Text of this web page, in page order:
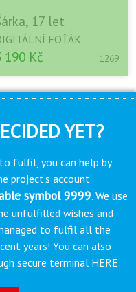
17 let
FOŤÁK
190 Kč 1269
YET?
fulfil, you can help by
project’s account
symbol 9999. We use
unfulfilled wishes and
to fulfil all the
years! You can also
secure terminal HERE